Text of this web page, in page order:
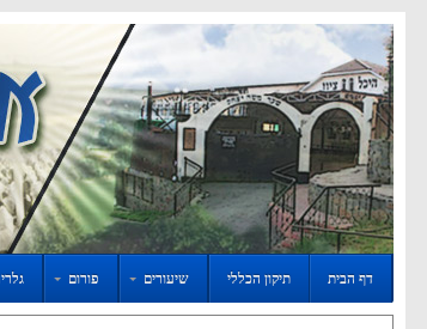
דף הבית תיקון הכללי שיעורים פורום